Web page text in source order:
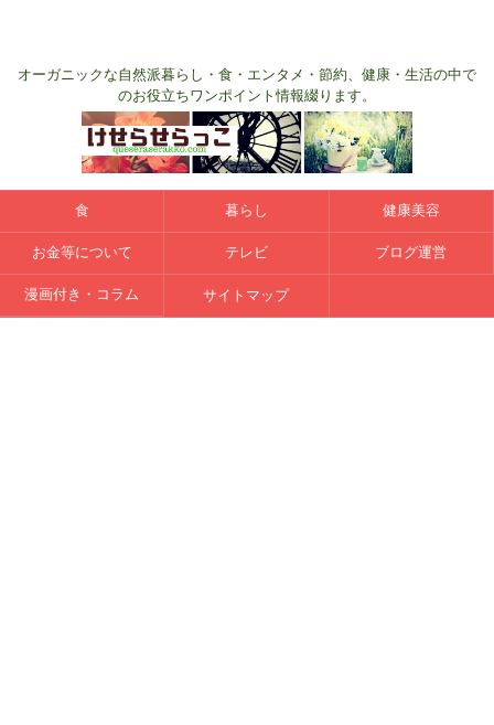
オーガニックな自然派暮らし・食・エンタメ・節約、健康・生活の中で
のお役立ちワンポイント情報綴ります。
食 暮らし 健康美容
お金等について テレビ ブログ運営
漫画付き・コラム サイトマップ